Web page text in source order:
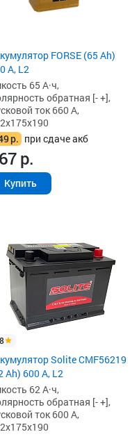
FORSE (65 Ah)
А, L2
65 А·ч,
обратная [- +],
ток 660 А,
р. при сдаче акб
р.
Купить
Solite CMF56219
Ah) 600 А, L2
62 А·ч,
обратная [- +],
ток 600 А,